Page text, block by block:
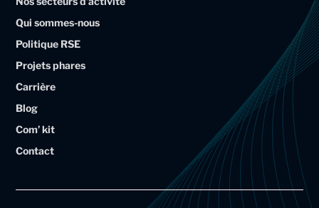
l
i
u
m
A
r
t
a
l
i
u
m
Qui sommes-nous
Politique RSE
Projets phares
Carrière
Blog
Com’ kit
Contact